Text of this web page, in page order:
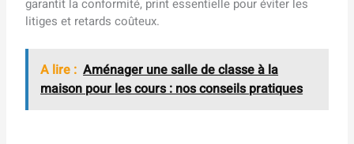
garantit la conformité, print essentielle pour éviter les
litiges et retards coûteux.
A lire : Aménager une salle de classe à la
maison pour les cours : nos conseils pratiques